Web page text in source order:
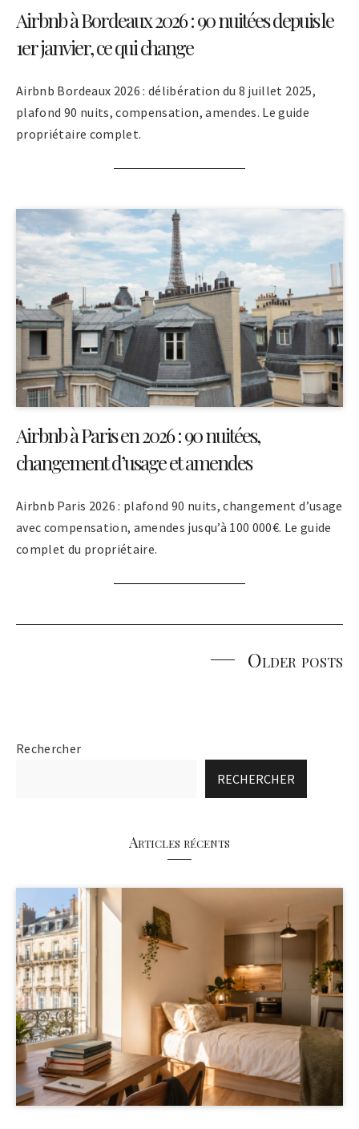
Airbnb à Bordeaux 2026 : 90 nuitées depuis le
1er janvier, ce qui change
Airbnb Bordeaux 2026 : délibération du 8 juillet 2025,
plafond 90 nuits, compensation, amendes. Le guide
propriétaire complet.
Airbnb à Paris en 2026 : 90 nuitées,
changement d’usage et amendes
Airbnb Paris 2026 : plafond 90 nuits, changement d’usage
avec compensation, amendes jusqu’à 100 000€. Le guide
complet du propriétaire.
Older posts
Rechercher
RECHERCHER
Articles récents